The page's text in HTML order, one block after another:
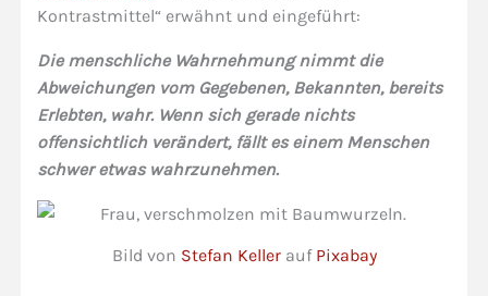
Kontrastmittel“ erwähnt und eingeführt:
Die menschliche Wahrnehmung nimmt die
Abweichungen vom Gegebenen, Bekannten, bereits
Erlebten, wahr. Wenn sich gerade nichts
offensichtlich verändert, fällt es einem Menschen
schwer etwas wahrzunehmen.
Bild von Stefan Kellerauf Pixabay